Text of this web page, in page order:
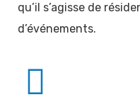
qu’il s’agisse de
d’événements.